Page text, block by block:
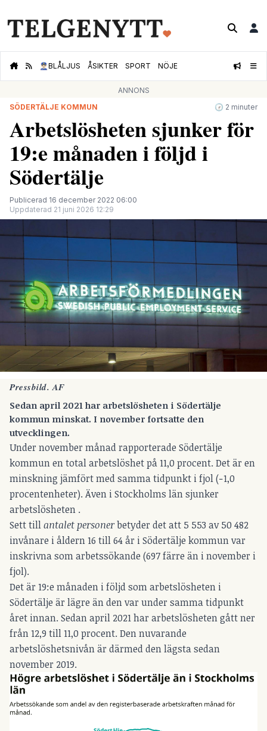
👮🏻‍♂️BLÅLJUS ÅSIKTER SPORT NÖJE
ANNONS
SÖDERTÄLJE KOMMUN
🕝 2 minuter
Arbetslösheten sjunker för
19:e månaden i följd i
Södertälje
Publicerad 16 december 2022 06:00
Uppdaterad 21 juni 2026 12:29
Pressbild. AF
Sedan april 2021 har arbetslösheten i Södertälje
kommun minskat. I november fortsatte den
utvecklingen.
Under november månad rapporterade Södertälje
kommun en total arbetslöshet på 11,0 procent. Det är en
minskning jämfört med samma tidpunkt i fjol (−1,0
procentenheter). Även i Stockholms län sjunker
arbetslösheten .
Sett tillantalet personerbetyder det att 5 553 av 50 482
invånare i åldern 16 till 64 år i Södertälje kommun var
inskrivna som arbetssökande (697 färre än i november i
fjol).
Det är 19:e månaden i följd som arbetslösheten i
Södertälje är lägre än den var under samma tidpunkt
året innan. Sedan april 2021 har arbetslösheten gått ner
från 12,9 till 11,0 procent. Den nuvarande
arbetslöshetsnivån är därmed den lägsta sedan
november 2019.